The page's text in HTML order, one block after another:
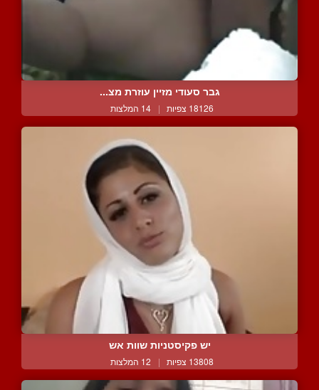
גבר סעודי מזיין עוזרת מצ...
18126 צפיות | 14 המלצות
יש פקיסטניות שוות אש
13808 צפיות | 12 המלצות